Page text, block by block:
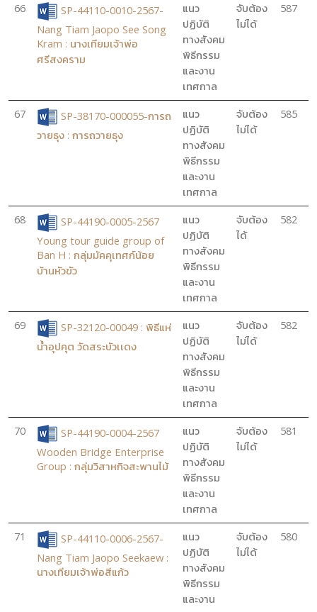
66
SP-44110-0010-2567-
Nang Tiam Jaopo See Song
Kram : นางเทียมเจ้าพ่อ
ศรีสงคราม
แนว
ปฏิบัติ
ทางสังคม
พิธีกรรม
และงาน
เทศกาล
จับต้อง
ไม่ได้
587
67
SP-38170-000055-การถ
วายธุง : การถวายธุง
แนว
ปฏิบัติ
ทางสังคม
พิธีกรรม
และงาน
เทศกาล
จับต้อง
ไม่ได้
585
68
SP-44190-0005-2567
Young tour guide group of
Ban H : กลุ่มมัคคุเทศก์น้อย
บ้านหัวขัว
แนว
ปฏิบัติ
ทางสังคม
พิธีกรรม
และงาน
เทศกาล
จับต้อง
ได้
582
69
SP-32120-00049 : พิธีแห่
น้ำอุปคุต วัดสระบัวเเดง
แนว
ปฏิบัติ
ทางสังคม
พิธีกรรม
และงาน
เทศกาล
จับต้อง
ไม่ได้
582
70
SP-44190-0004-2567
Wooden Bridge Enterprise
Group : กลุ่มวิสาหกิจสะพานไม้
แนว
ปฏิบัติ
ทางสังคม
พิธีกรรม
และงาน
เทศกาล
จับต้อง
ไม่ได้
581
71
SP-44110-0006-2567-
Nang Tiam Jaopo Seekaew :
นางเทียมเจ้าพ่อสีแก้ว
แนว
ปฏิบัติ
ทางสังคม
พิธีกรรม
และงาน
จับต้อง
ไม่ได้
580